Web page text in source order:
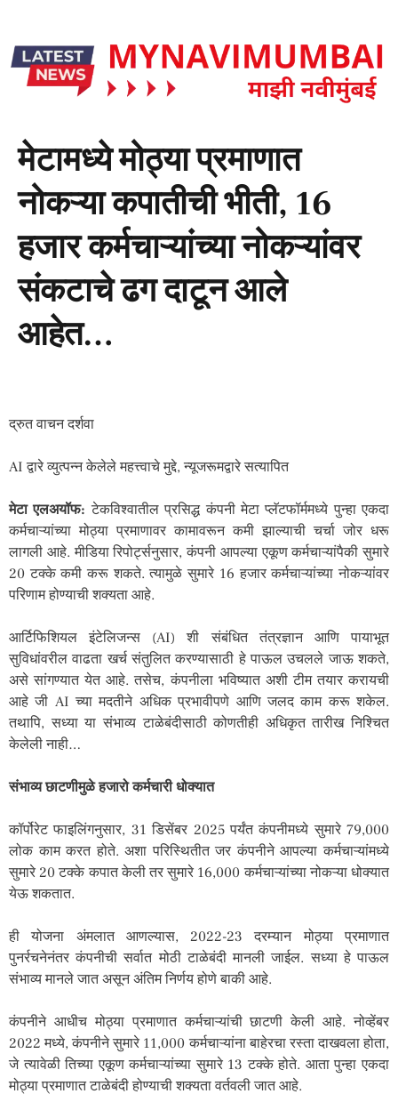
मेटामध्ये मोठ्या प्रमाणात
नोकऱ्या कपातीची भीती, 16
हजार कर्मचाऱ्यांच्या नोकऱ्यांवर
संकटाचे ढग दाटून आले
आहेत…
द्रुत वाचन दर्शवा
AI द्वारे व्युत्पन्न केलेले महत्त्वाचे मुद्दे, न्यूजरूमद्वारे सत्यापित
मेटा एलअयॉफ:टेकविश्वातील प्रसिद्ध कंपनी मेटा प्लॅटफॉर्ममध्ये पुन्हा एकदा
कर्मचाऱ्यांच्या मोठ्या प्रमाणावर कामावरून कमी झाल्याची चर्चा जोर धरू
लागली आहे. मीडिया रिपोर्ट्सनुसार, कंपनी आपल्या एकूण कर्मचाऱ्यांपैकी सुमारे
20 टक्के कमी करू शकते. त्यामुळे सुमारे 16 हजार कर्मचाऱ्यांच्या नोकऱ्यांवर
परिणाम होण्याची शक्यता आहे.
आर्टिफिशियल इंटेलिजन्स (AI) शी संबंधित तंत्रज्ञान आणि पायाभूत
सुविधांवरील वाढता खर्च संतुलित करण्यासाठी हे पाऊल उचलले जाऊ शकते,
असे सांगण्यात येत आहे. तसेच, कंपनीला भविष्यात अशी टीम तयार करायची
आहे जी AI च्या मदतीने अधिक प्रभावीपणे आणि जलद काम करू शकेल.
तथापि, सध्या या संभाव्य टाळेबंदीसाठी कोणतीही अधिकृत तारीख निश्चित
केलेली नाही…
संभाव्य छाटणीमुळे हजारो कर्मचारी धोक्यात
कॉर्पोरेट फाइलिंगनुसार, 31 डिसेंबर 2025 पर्यंत कंपनीमध्ये सुमारे 79,000
लोक काम करत होते. अशा परिस्थितीत जर कंपनीने आपल्या कर्मचाऱ्यांमध्ये
सुमारे 20 टक्के कपात केली तर सुमारे 16,000 कर्मचाऱ्यांच्या नोकऱ्या धोक्यात
येऊ शकतात.
ही योजना अंमलात आणल्यास, 2022-23 दरम्यान मोठ्या प्रमाणात
पुनर्रचनेनंतर कंपनीची सर्वात मोठी टाळेबंदी मानली जाईल. सध्या हे पाऊल
संभाव्य मानले जात असून अंतिम निर्णय होणे बाकी आहे.
कंपनीने आधीच मोठ्या प्रमाणात कर्मचाऱ्यांची छाटणी केली आहे. नोव्हेंबर
2022 मध्ये, कंपनीने सुमारे 11,000 कर्मचाऱ्यांना बाहेरचा रस्ता दाखवला होता,
जे त्यावेळी तिच्या एकूण कर्मचाऱ्यांच्या सुमारे 13 टक्के होते. आता पुन्हा एकदा
मोठ्या प्रमाणात टाळेबंदी होण्याची शक्यता वर्तवली जात आहे.